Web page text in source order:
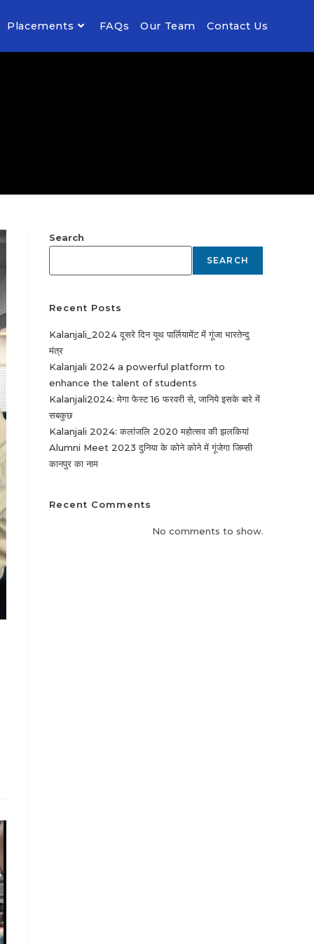
Placements FAQs Our Team Contact Us
Search
SEARCH
Recent Posts
Kalanjali_2024 दूसरे दिन यूथ पार्लियामेंट में गूंजा भारतेन्दु
मंत्र
Kalanjali 2024 a powerful platform to
enhance the talent of students
Kalanjali2024: मेगा फेस्ट 16 फरवरी से, जानिये इसके बारे में
सबकुछ
Kalanjali 2024: कलांजलि 2020 महोत्सव की झलकियां
Alumni Meet 2023 दुनिया के कोने कोने में गूंजेगा जिम्सी
कानपुर का नाम
Recent Comments
No comments to show.